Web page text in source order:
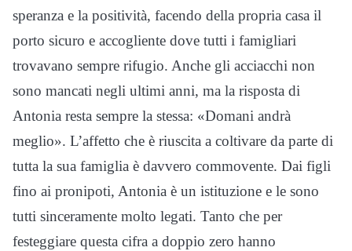
speranza e la positività, facendo della propria casa il
porto sicuro e accogliente dove tutti i famigliari
trovavano sempre rifugio. Anche gli acciacchi non
sono mancati negli ultimi anni, ma la risposta di
Antonia resta sempre la stessa: «Domani andrà
meglio». L’affetto che è riuscita a coltivare da parte di
tutta la sua famiglia è davvero commovente. Dai figli
fino ai pronipoti, Antonia è un istituzione e le sono
tutti sinceramente molto legati. Tanto che per
festeggiare questa cifra a doppio zero hanno